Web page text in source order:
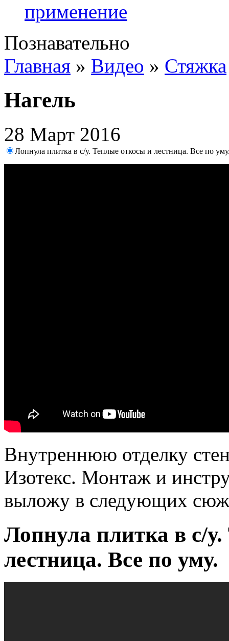
применение
Познавательно
Главная » Видео » Стяжка
Нагель
28 Март 2016
Лопнула плитка в с/у. Теплые откосы и лестница. Все по
Внутреннюю отделку
Изотекс. Монтаж и
выложу в следующих
Лопнула плитка в с/
лестница. Все по уму.